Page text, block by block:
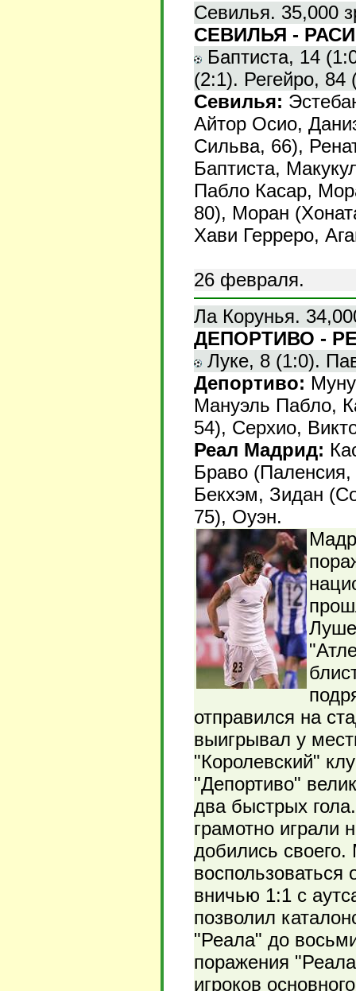
Севилья. 35,000
СЕВИЛЬЯ -
Баптиста, 14
(2:1). Регейро, 84
Севилья:
Айтор Осио,
Сильва, 66),
Баптиста,
Пабло Касар,
80), Моран
Хави Герреро,
26 февраля.
Ла Корунья.
ДЕПОРТИВО -
Луке, 8 (1:0).
Депортиво:
Мануэль Пабло,
54), Серхио,
Реал Мадрид:
Браво (Паленсия,
Бекхэм, Зидан
75), Оуэн.
отправился на
выигрывал у
"Королевский"
"Депортиво"
два быстрых
грамотно играли
добились
воспользоваться
вничью 1:1 с
позволил
"Реала" до
поражения
игроков